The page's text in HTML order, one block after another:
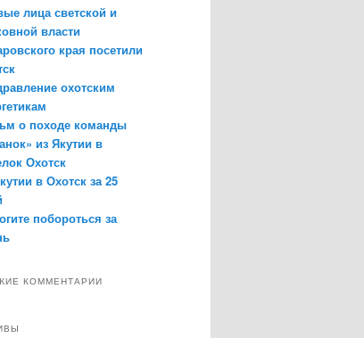
лица светской и
власти
края посетили
охотским
о походе команды
из Якутии в
Охотск
в Охотск за 25
побороться за
КОММЕНТАРИИ